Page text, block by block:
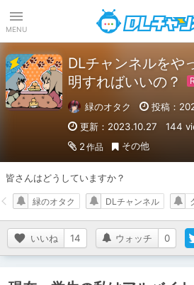
MENU
DLチャンネルをや
明すればいいの？
緑のオタク
投稿：
更新：2023.10.27
144
2 作品 その他
皆さんはどうしていますか？
いいね 14 ウォッチ 0
緑のオタク DLチャンネル